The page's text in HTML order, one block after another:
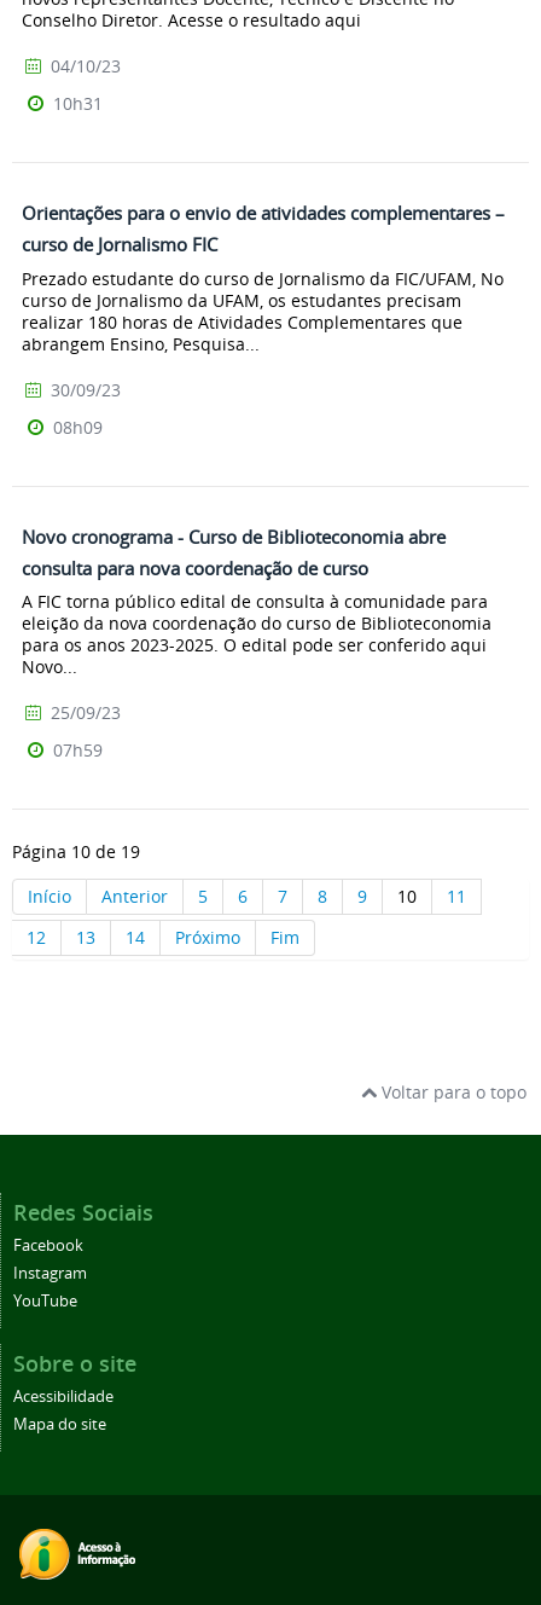
Conselho Diretor. Acesse o resultado aqui
04/10/23
10h31
Orientações para o envio de atividades complementares –
curso de Jornalismo FIC
Prezado estudante do curso de Jornalismo da FIC/UFAM, No
curso de Jornalismo da UFAM, os estudantes precisam
realizar 180 horas de Atividades Complementares que
abrangem Ensino, Pesquisa...
30/09/23
08h09
Novo cronograma - Curso de Biblioteconomia abre
consulta para nova coordenação de curso
A FIC torna público edital de consulta à comunidade para
eleição da nova coordenação do curso de Biblioteconomia
para os anos 2023-2025. O edital pode ser conferido aqui
Novo...
25/09/23
07h59
Página 10 de 19
Início
Anterior 5 6 7 8 9 10
11
12
13 14 Próximo Fim
Voltar para o topo
Redes Sociais
Facebook
Instagram
YouTube
Sobre o site
Acessibilidade
Mapa do site